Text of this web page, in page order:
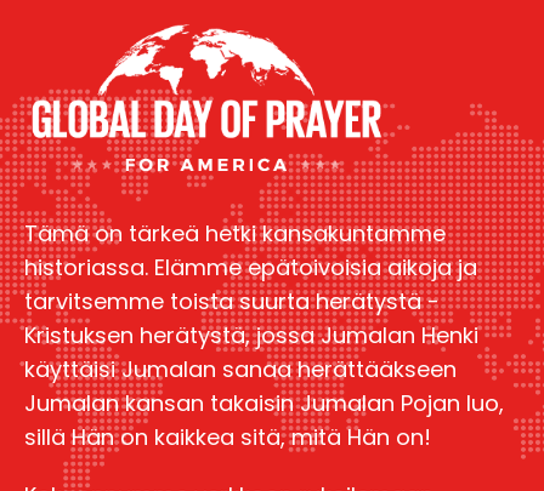
Tämä on tärkeä hetki kansakuntamme
historiassa. Elämme epätoivoisia aikoja ja
tarvitsemme toista suurta herätystä -
Kristuksen herätystä, jossa Jumalan Henki
käyttäisi Jumalan sanaa herättääkseen
Jumalan kansan takaisin Jumalan Pojan luo,
sillä Hän on kaikkea sitä, mitä Hän on!